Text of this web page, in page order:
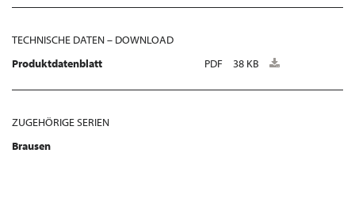
TECHNISCHE DATEN – DOWNLOAD
Produktdatenblatt
PDF 38 KB
ZUGEHÖRIGE SERIEN
Brausen